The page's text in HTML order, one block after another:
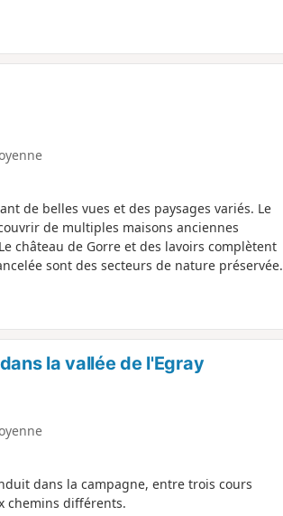
de belles vues et des paysages variés. Le
de multiples maisons anciennes
château de Gorre et des lavoirs complètent
sont des secteurs de nature préservée.
la vallée de l'Egray
dans la campagne, entre trois cours
chemins différents.